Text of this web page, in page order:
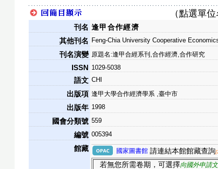
（點選單
刊名 逢甲合作經濟
其他刊名 Feng-Chia University Cooperative
刊名演變 原題名:逢甲合經系刊,合作經濟,合作研究
ISSN 1029-5038
語文 CHI
出版項 逢甲大學合作經濟學系 ,臺中市
出版年 1998
國會分類號 559
編號 005394
館藏 國家圖書館 請連結本館館藏查詢
若無您所需卷期，可選擇向國外申請